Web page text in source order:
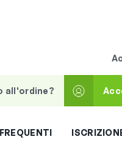
all'ordine?